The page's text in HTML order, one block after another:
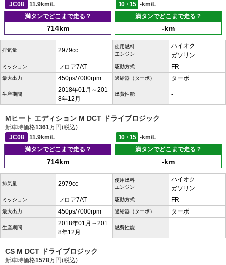
JC08
11.9km/L 10・15
-km/L
満タンでどこまで走る？
714km
満タンでどこまで走る？
-km
排気量 2979cc
使用燃料
エンジン
ハイオク
ガソリン
ミッション フロア7AT 駆動方式 FR
最大出力 450ps/7000rpm 過給器（ターボ） ターボ
生産期間
2018年01月～201
8年12月
燃費性能 -
Mヒート エディション M DCT ドライブロジック
新車時価格1361万円(税込)
JC08
11.9km/L 10・15
-km/L
満タンでどこまで走る？
714km
満タンでどこまで走る？
-km
排気量 2979cc
使用燃料
エンジン
ハイオク
ガソリン
ミッション フロア7AT 駆動方式 FR
最大出力 450ps/7000rpm 過給器（ターボ） ターボ
生産期間
2018年01月～201
8年12月
燃費性能 -
CS M DCT ドライブロジック
新車時価格1578万円(税込)